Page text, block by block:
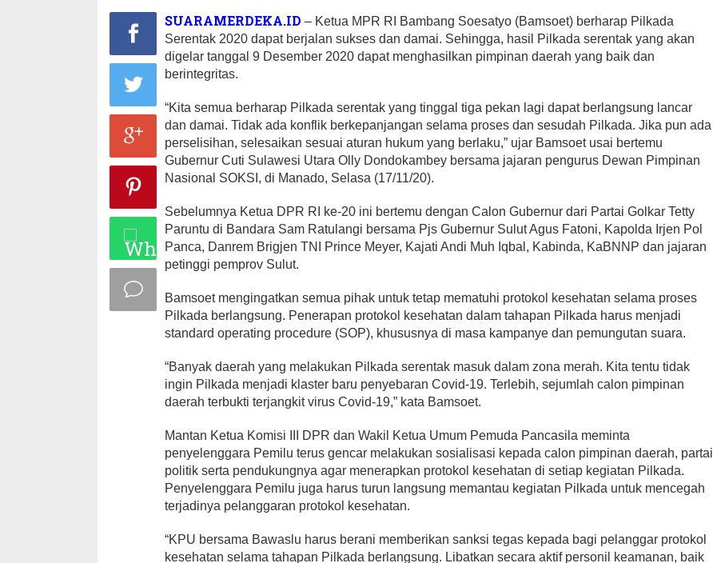
SUARAMERDEKA.ID – Ketua MPR RI Bambang Soesatyo (Bamsoet) berharap Pilkada
Serentak 2020 dapat berjalan sukses dan damai. Sehingga, hasil Pilkada serentak yang akan
digelar tanggal 9 Desember 2020 dapat menghasilkan pimpinan daerah yang baik dan
berintegritas.
“Kita semua berharap Pilkada serentak yang tinggal tiga pekan lagi dapat berlangsung lancar
dan damai. Tidak ada konflik berkepanjangan selama proses dan sesudah Pilkada. Jika pun ada
perselisihan, selesaikan sesuai aturan hukum yang berlaku,” ujar Bamsoet usai bertemu
Gubernur Cuti Sulawesi Utara Olly Dondokambey bersama jajaran pengurus Dewan Pimpinan
Nasional SOKSI, di Manado, Selasa (17/11/20).
Sebelumnya Ketua DPR RI ke-20 ini bertemu dengan Calon Gubernur dari Partai Golkar Tetty
Paruntu di Bandara Sam Ratulangi bersama Pjs Gubernur Sulut Agus Fatoni, Kapolda Irjen Pol
Panca, Danrem Brigjen TNI Prince Meyer, Kajati Andi Muh Iqbal, Kabinda, KaBNNP dan jajaran
petinggi pemprov Sulut.
Bamsoet mengingatkan semua pihak untuk tetap mematuhi protokol kesehatan selama proses
Pilkada berlangsung. Penerapan protokol kesehatan dalam tahapan Pilkada harus menjadi
standard operating procedure (SOP), khususnya di masa kampanye dan pemungutan suara.
“Banyak daerah yang melakukan Pilkada serentak masuk dalam zona merah. Kita tentu tidak
ingin Pilkada menjadi klaster baru penyebaran Covid-19. Terlebih, sejumlah calon pimpinan
daerah terbukti terjangkit virus Covid-19,” kata Bamsoet.
Mantan Ketua Komisi III DPR dan Wakil Ketua Umum Pemuda Pancasila meminta
penyelenggara Pemilu terus gencar melakukan sosialisasi kepada calon pimpinan daerah, partai
politik serta pendukungnya agar menerapkan protokol kesehatan di setiap kegiatan Pilkada.
Penyelenggara Pemilu juga harus turun langsung memantau kegiatan Pilkada untuk mencegah
terjadinya pelanggaran protokol kesehatan.
“KPU bersama Bawaslu harus berani memberikan sanksi tegas kepada bagi pelanggar protokol
kesehatan selama tahapan Pilkada berlangsung. Libatkan secara aktif personil keamanan, baik